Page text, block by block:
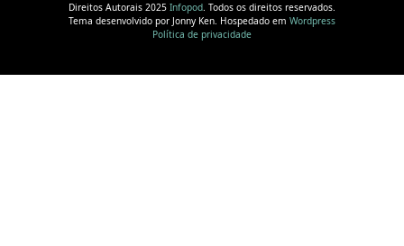
Direitos Autorais 2025 Infopod. Todos os direitos reservados.
Tema desenvolvido por Jonny Ken. Hospedado em Wordpress
Política de privacidade